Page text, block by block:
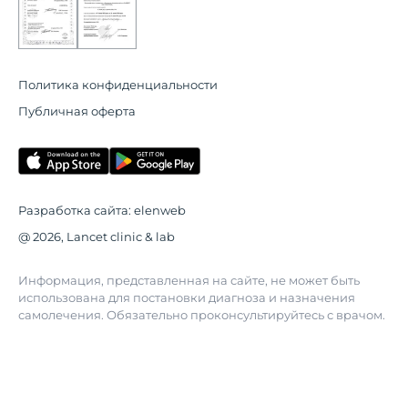
Политика конфиденциальности
Публичная оферта
Разработка сайта: elenweb
@ 2026, Lancet clinic & lab
Информация, представленная на сайте, не может быть
использована для постановки диагноза и назначения
самолечения. Обязательно проконсультируйтесь с врачом.